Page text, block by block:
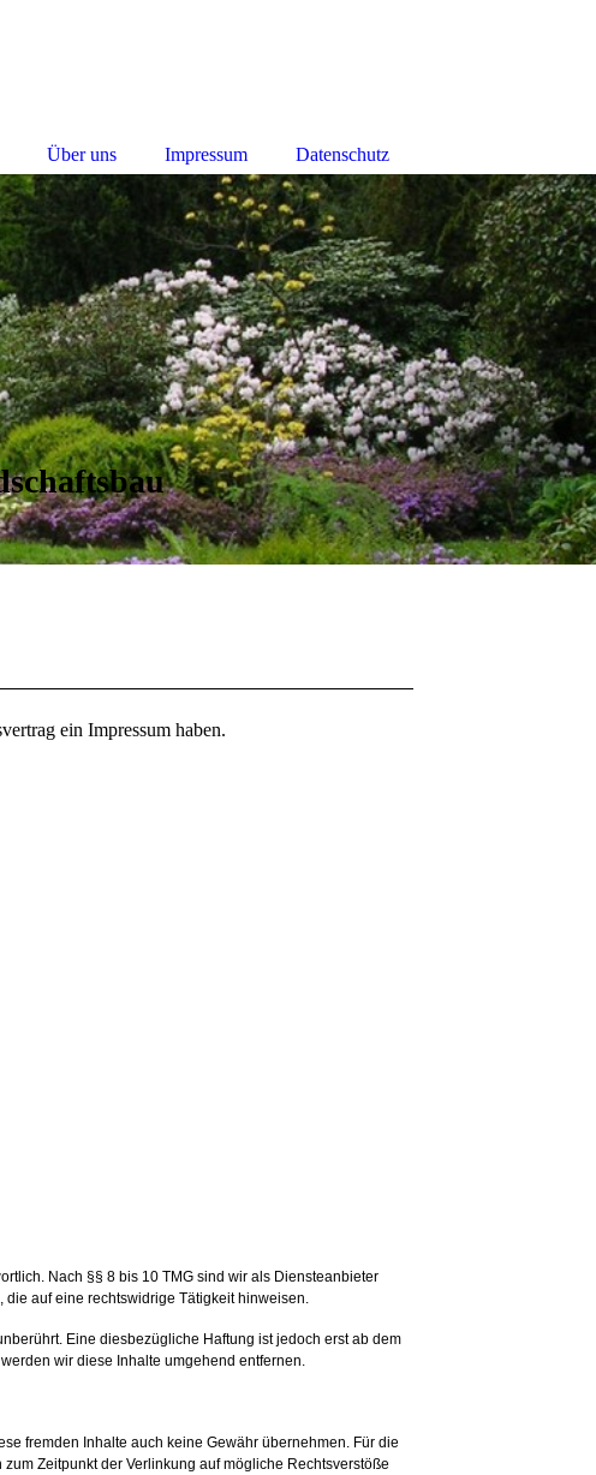
ein Impressum haben.
Nach §§ 8 bis 10 TMG sind wir als Diensteanbieter
auf eine rechtswidrige Tätigkeit hinweisen.
Eine diesbezügliche Haftung ist jedoch erst ab dem
wir diese Inhalte umgehend entfernen.
fremden Inhalte auch keine Gewähr übernehmen. Für die
Zeitpunkt der Verlinkung auf mögliche Rechtsverstöße
Über uns Impressum Datenschutz